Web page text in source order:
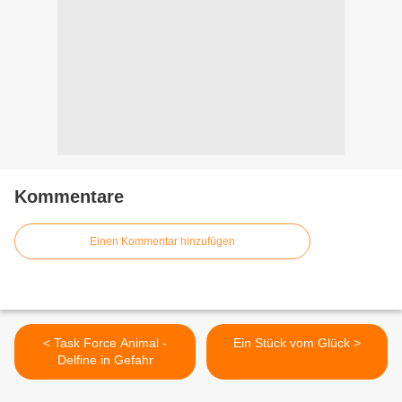
Kommentare
Einen Kommentar hinzufügen
< Task Force Animal -
Delfine in Gefahr
Ein Stück vom Glück >